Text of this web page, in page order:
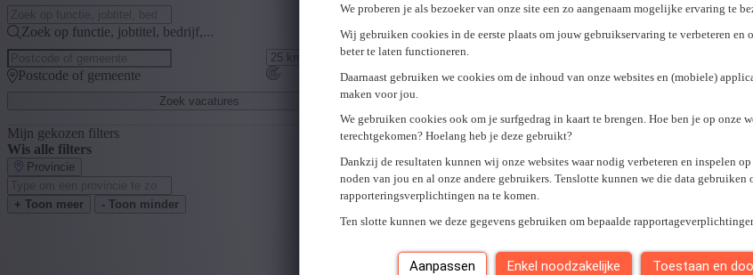
We proberen je als bezoeker van onze site een zo aangenaam mogelijke ervaring te
Wij gebruiken cookies in de eerste plaats om jouw gebruikservaring te verbeteren en
beter te laten functioneren.
Daarnaast gebruiken we cookies om de inhoud van onze websites en (mobiele)
maken voor jou.
We gebruiken cookies ook om je surfgedrag in kaart te brengen. Hoe ben je op onze
terechtgekomen? Hoelang heb je deze gebruikt?
Dankzij de resultaten kunnen wij onze websites waar nodig verbeteren en inspelen
noden van jou en al onze andere gebruikers. Tenslotte kunnen we die data gebruiken
rapporteringsverplichtingen na te komen.
Ten slotte kunnen we deze gegevens gebruiken om bepaalde
Aanpassen Enkel noodzakelijke Toestaan en
Zoek op functie, jobtitel, bedrijf,...
Postcode of gemeente
Zoek vacatures
Mijn gekozen filters
Wis alle filters
Provincie
+ Toon meer - Toon minder
U hebt geen toegang tot deze pagina of bent niet langer
Er is een fout opgetreden. Gelieve later opnieuw te
Je hebt van0 jobs gezien.